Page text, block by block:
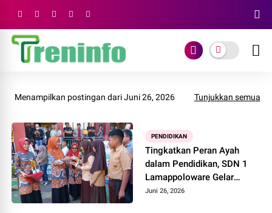
Menampilkan postingan dari Juni 26, 2026 Tunjukkan semua
PENDIDIKAN
Tingkatkan Peran Ayah
dalam Pendidikan, SDN 1
Lamappoloware Gelar
"Gerakan Ayah Mengambil
Juni 26, 2026